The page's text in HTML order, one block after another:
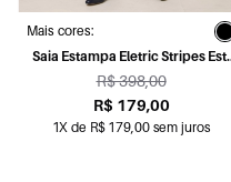
Mais cores:
Saia Estampa Eletric Stripes Est.
Fundo Berinjela
R$ 398,00
R$ 179,00
1X de R$ 179,00 sem juros